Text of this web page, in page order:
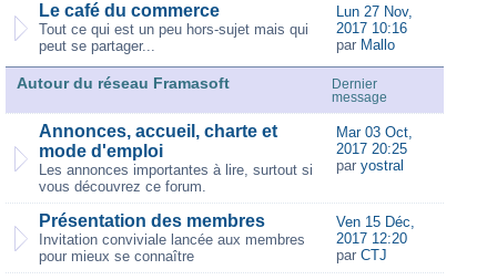
Le café du commerce
Tout ce qui est un peu hors-sujet mais qui
peut se partager...
Lun 27 Nov,
2017 10:16
par Mallo
Autour du réseau Framasoft
Dernier
message
Annonces, accueil, charte et
mode d'emploi
Les annonces importantes à lire, surtout si
vous découvrez ce forum.
Mar 03 Oct,
2017 20:25
par yostral
Présentation des membres
Invitation conviviale lancée aux membres
pour mieux se connaître
Ven 15 Déc,
2017 12:20
par CTJ